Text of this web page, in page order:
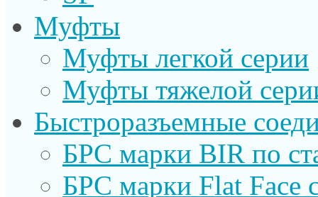
Муфты
Муфты легкой серии
Муфты тяжелой
Быстроразъемные
БРС марки BIR по
БРС марки Flat Face